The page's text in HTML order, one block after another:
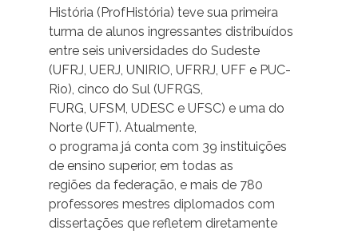
História (ProfHistória) teve sua primeira
turma de alunos ingressantes distribuídos
entre seis universidades do Sudeste
(UFRJ, UERJ, UNIRIO, UFRRJ, UFF e PUC-
Rio), cinco do Sul (UFRGS,
FURG, UFSM, UDESC e UFSC) e uma do
Norte (UFT). Atualmente,
o programa já conta com 39 instituições
de ensino superior, em todas as
regiões da federação, e mais de 780
professores mestres diplomados com
dissertações que refletem diretamente